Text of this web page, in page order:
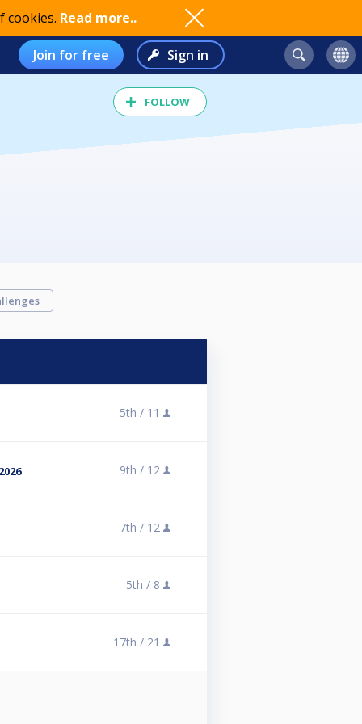
cookies. Read more..
Join for free Sign in
FOLLOW
5th / 11
9th / 12
7th / 12
5th / 8
17th / 21